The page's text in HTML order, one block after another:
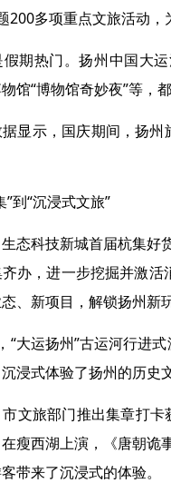
200多项重点文旅活动，
期热门。扬州中国大
馆“博物馆奇妙夜”等，
显示，国庆期间，扬
”到“沉浸式文旅”
态科技新城首届杭集好
办，进一步挖掘并激
、新项目，解锁扬州新玩
“大运扬州”古运河行进
浸式体验了扬州的历史
文旅部门推出集章打
瘦西湖上演，《唐朝诡
带来了沉浸式的体验。